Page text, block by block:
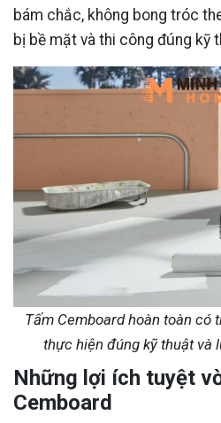
bám chắc, không bong tróc
bị bề mặt và thi công đúng kỹ
Tấm Cemboard hoàn toàn có
thực hiện đúng kỹ thuật và
Những lợi ích tuyệt
Cemboard